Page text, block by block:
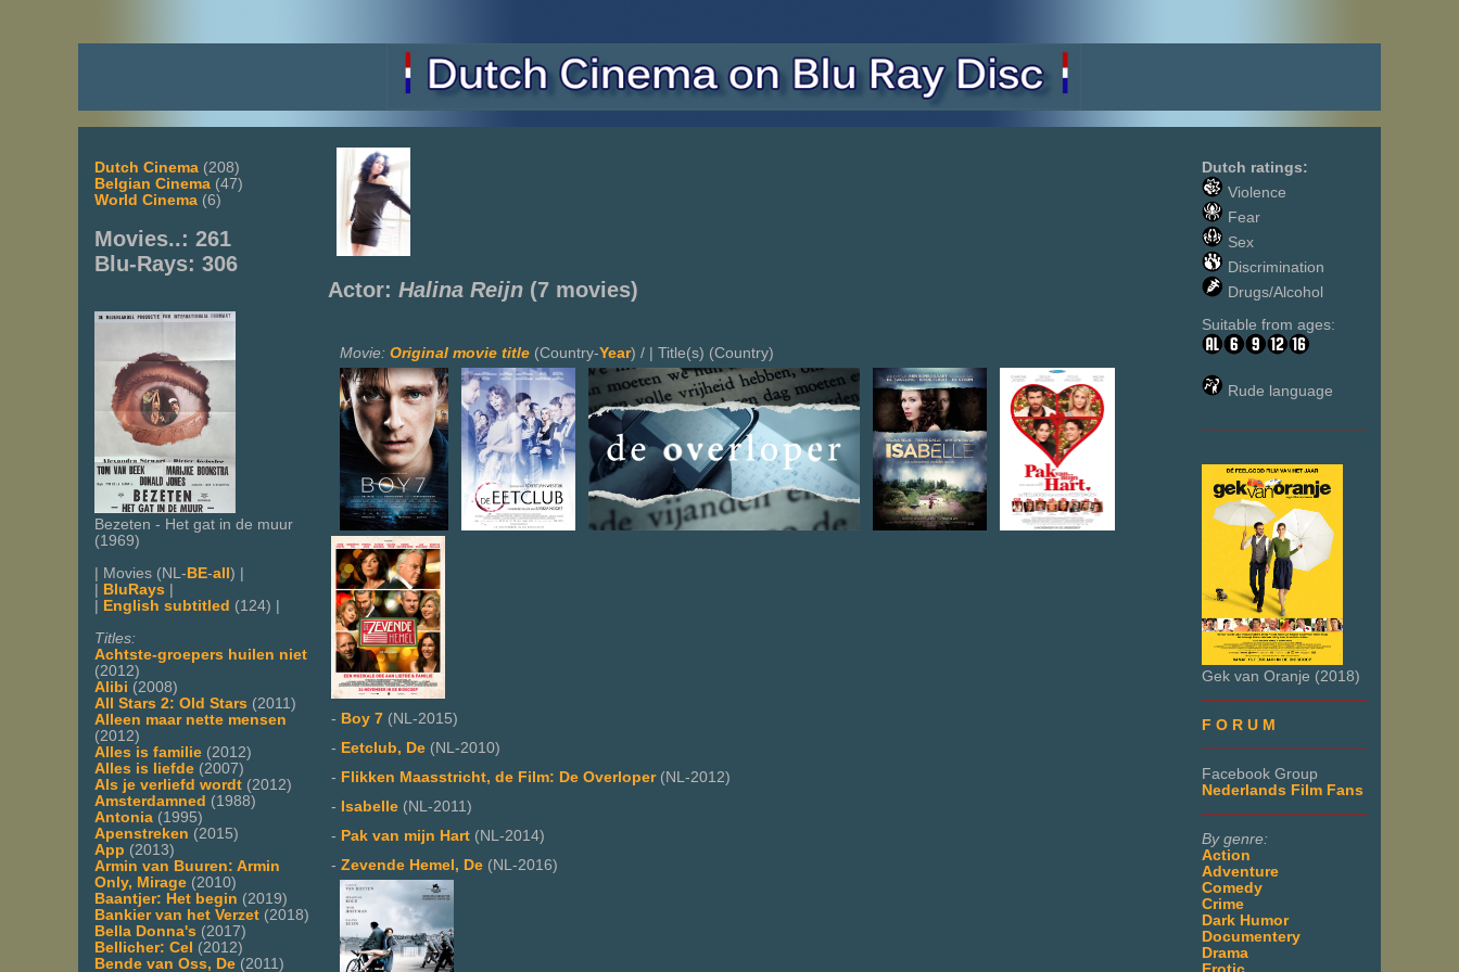
Dutch Cinema (208)
Belgian Cinema (47)
World Cinema (6)
Movies..: 261
Blu-Rays: 306
Bezeten - Het gat in de muur
(1969)
| Movies (NL- BE-all ) |
BluRays
English subtitled (124) |
Titles:
Achtste-groepers huilen niet
(2012)
Alibi (2008)
All Stars 2: Old Stars (2011)
Alleen maar nette mensen
(2012)
Alles is familie (2012)
Alles is liefde (2007)
Als je verliefd wordt (2012)
Amsterdamned (1988)
Antonia (1995)
Apenstreken (2015)
App (2013)
Armin van Buuren: Armin
Only, Mirage (2010)
Baantjer: Het begin (2019)
Bankier van het Verzet (2018)
Bella Donna's (2017)
Bellicher: Cel (2012)
Bende van Oss, De (2011)
Dutch ratings:
Violence
Fear
Sex
Discrimination
Drugs/Alcohol
Suitable from ages:
Rude language
Gek van Oranje (2018)
F O R U M
Facebook Group
Nederlands Film Fans
By genre:
Action
Adventure
Comedy
Crime
Dark Humor
Documentery
Drama
Actor: Halina Reijn (7 movies)
Movie: Original movie title (Country-Year) / | Title(s) (Country)
- Boy 7 (NL-2015)
- Eetclub, De (NL-2010)
- Flikken Maasstricht, de Film: De Overloper(NL-2012)
- Isabelle (NL-2011)
- Pak van mijn Hart (NL-2014)
- Zevende Hemel, De (NL-2016)